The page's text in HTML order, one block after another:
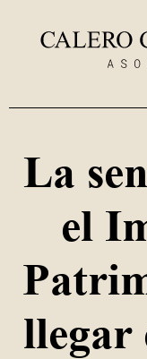
La
el
llegar